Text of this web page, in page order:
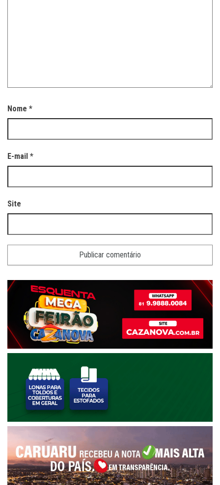
Nome *
E-mail *
Site